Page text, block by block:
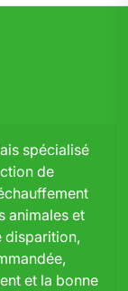
spécialisé
de
animales et
disparition,
et la bonne